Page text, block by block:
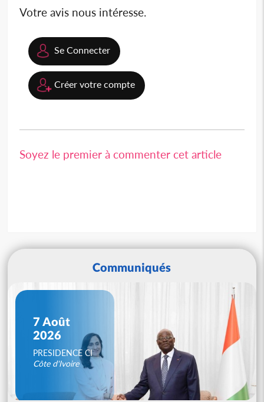
Votre avis nous intéresse.
Se Connecter
Créer votre compte
Soyez le premier à commenter cet article
Communiqués
7 Août
2026
PRESIDENCE CI
Côte d'Ivoire